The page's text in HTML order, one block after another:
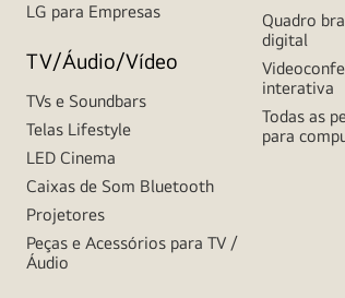
LG para Empresas
TV/Áudio/Vídeo
TVs e Soundbars
Telas Lifestyle
LED Cinema
Caixas de Som Bluetooth
Projetores
Peças e Acessórios para TV /
Áudio
Quadro
digital
interativa
Todas as
para